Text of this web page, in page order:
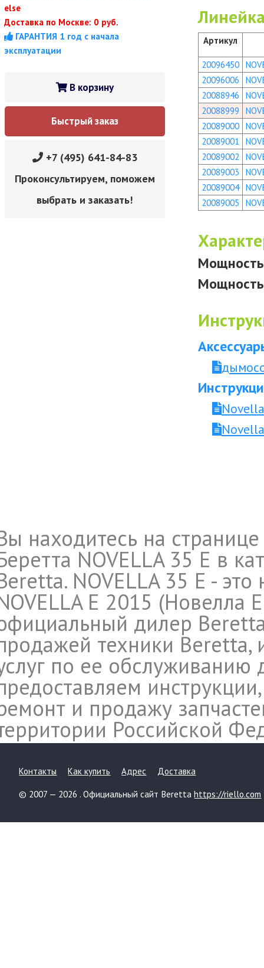
else
Доставка по Москве: 0 руб.
ГАРАНТИЯ 1 год с начала
эксплуатации
В корзину
Быстрый заказ
+7 (495) 641-84-83
Проконсультируем, поможем
выбрать и заказать!
Артикул
20096450
20096006
20088946
20088999
20089000
20089001
20089002
20089003
20089004
20089005
Мощность
Мощность
находитесь на
NOVELLA 35 E в
NOVELLA 35 E -
E 2015 (Новелла
дилер
техники Beretta,
по ее обслуживанию
и продажу
Российской
Контакты Как купить Адрес Доставка
© 2007 — 2026 . Официальный сайт Berettahttps://riello.com